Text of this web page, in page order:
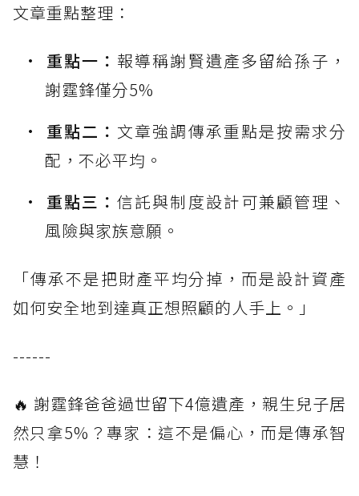
文章重點整理：
重點一： 報導稱謝賢遺產多留給孫子，
謝霆鋒僅分5%
重點二： 文章強調傳承重點是按需求分
配，不必平均。
重點三：信託與制度設計可兼顧管理、
風險與家族意願。
「傳承不是把財產平均分掉，而是設計資產
如何安全地到達真正想照顧的人手上。」
------
🔥 謝霆鋒爸爸過世留下4億遺產，親生兒子居
然只拿5%？專家：這不是偏心，而是傳承智
慧！